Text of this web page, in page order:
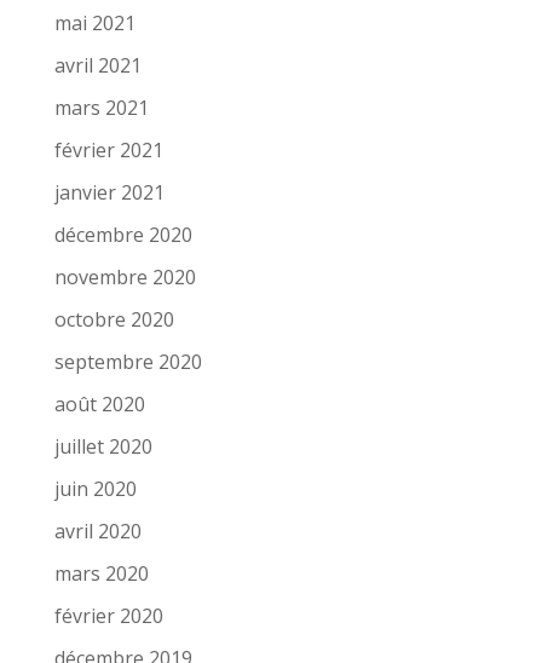
mai 2021
avril 2021
mars 2021
février 2021
janvier 2021
décembre 2020
novembre 2020
octobre 2020
septembre 2020
août 2020
juillet 2020
juin 2020
avril 2020
mars 2020
février 2020
décembre 2019